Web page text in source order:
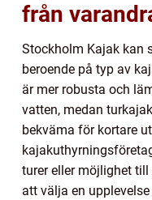
från
Stockholm Kajak kan
beroende på typ av
är mer robusta och
vatten, medan
bekväma för kortare
turer eller möjlighet
att välja en